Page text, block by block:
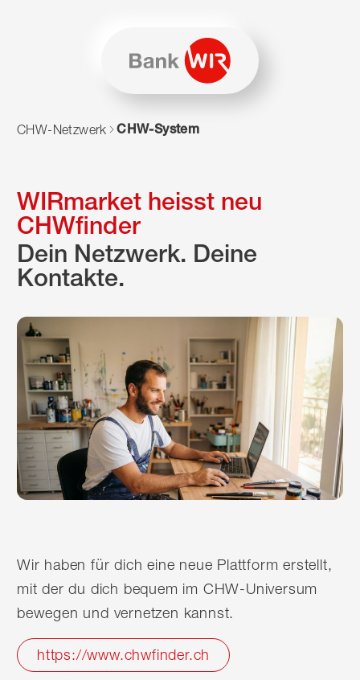
Zum Navigieren dieser Seite wird JavaScript benötigt.
CHW-Netzwerk CHW-System
WIRmarket heisst neu
CHWfinder
Dein Netzwerk. Deine
Kontakte.
Wir haben für dich eine neue Plattform erstellt,
mit der du dich bequem im CHW-Universum
bewegen und vernetzen kannst.
https://www.chwfinder.ch